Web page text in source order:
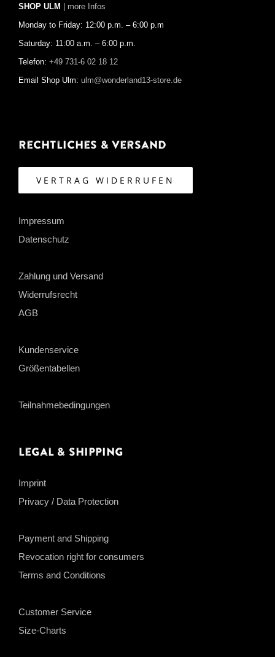
SHOP ULM | more Infos
Monday to Friday: 12:00 p.m. – 6:00 p.m
Saturday: 11:00 a.m. – 6:00 p.m.
Telefon: +49 731-6 02 18 12
Email Shop Ulm: ulm@wonderland13-store.de
Rechtliches & Versand
VERTRAG WIDERRUFEN
Impressum
Datenschutz
Zahlung und Versand
Widerrufsrecht
AGB
Kundenservice
Größentabellen
Teilnahmebedingungen
Legal & Shipping
Imprint
Privacy / Data Protection
Payment and Shipping
Revocation right for consumers
Terms and Conditions
Customer Service
Size-Charts